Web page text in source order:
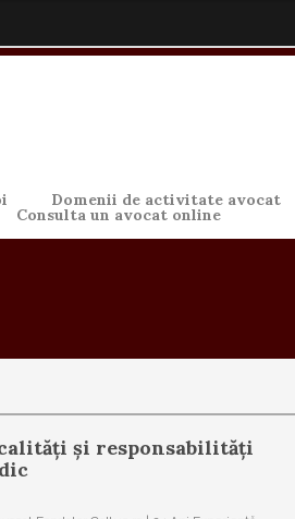
Domenii de activitate avocat
Consulta un avocat online
și responsabilități